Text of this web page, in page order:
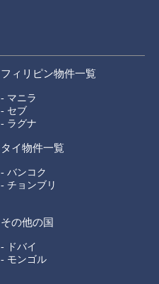
フィリピン物件一覧
- マニラ
- セブ
- ラグナ
タイ物件一覧
- バンコク
- チョンブリ
その他の国
- ドバイ
- モンゴル